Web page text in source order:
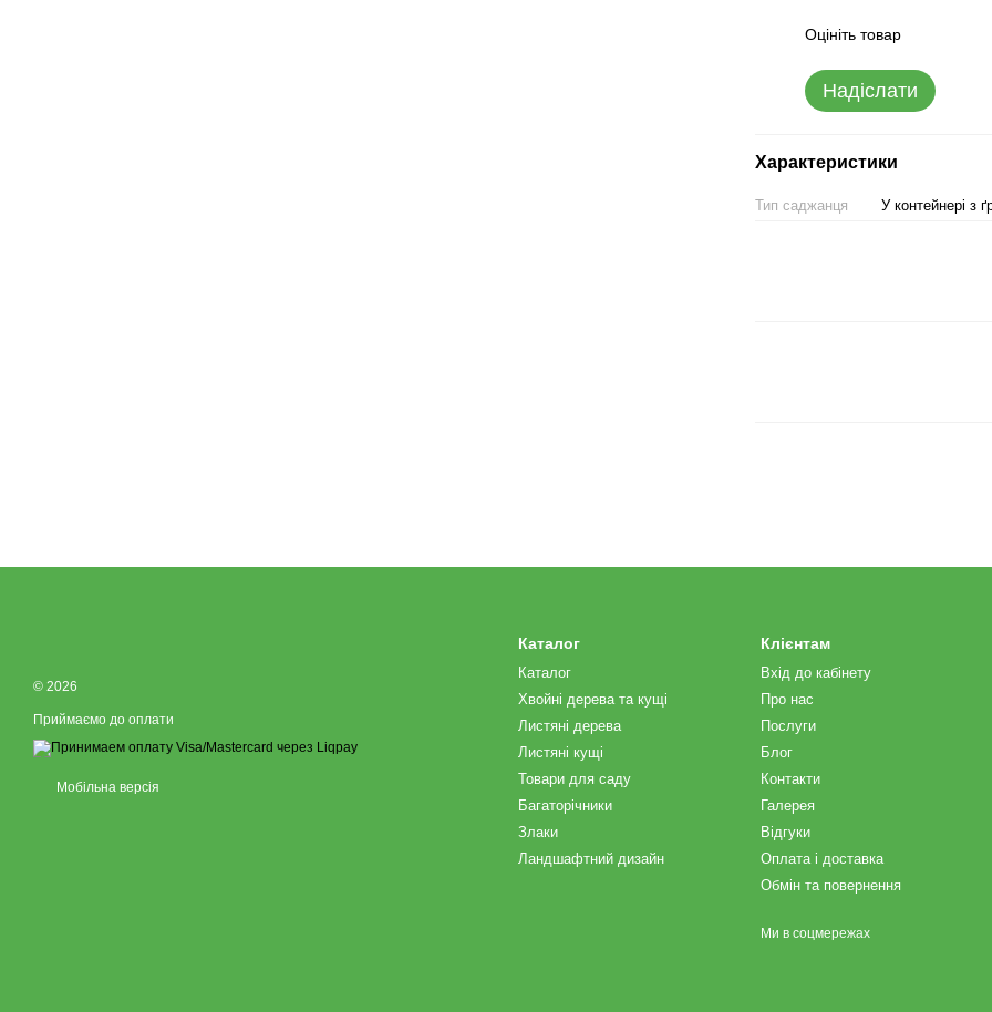
Оцініть товар
Надіслати
Характеристики
Тип саджанця У контейнері з
© 2026
Приймаємо до оплати
Мобільна версія
Каталог
Каталог
Хвойні дерева та кущі
Листяні дерева
Листяні кущі
Товари для саду
Багаторічники
Злаки
Ландшафтний дизайн
Клієнтам
Вхід до кабінету
Про нас
Послуги
Блог
Контакти
Галерея
Відгуки
Оплата і доставка
Обмін та повернення
Ми в соцмережах